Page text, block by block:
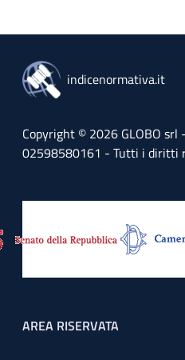
indicenormativa.it
Copyright © 2026 GLOBO srl
02598580161 - Tutti i diritti
Footer menu
AREA RISERVATA